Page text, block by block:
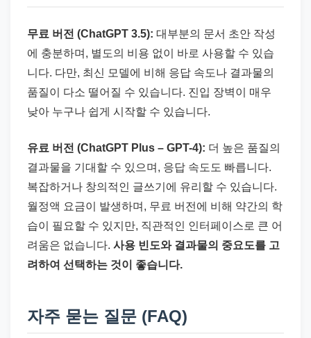
무료 버전 (ChatGPT 3.5): 대부분의 문서 초안 작성
에 충분하며, 별도의 비용 없이 바로 사용할 수 있습
니다. 다만, 최신 모델에 비해 응답 속도나 결과물의
품질이 다소 떨어질 수 있습니다. 진입 장벽이 매우
낮아 누구나 쉽게 시작할 수 있습니다.
유료 버전 (ChatGPT Plus – GPT-4): 더 높은 품질의
결과물을 기대할 수 있으며, 응답 속도도 빠릅니다.
복잡하거나 창의적인 글쓰기에 유리할 수 있습니다.
월정액 요금이 발생하며, 무료 버전에 비해 약간의 학
습이 필요할 수 있지만, 직관적인 인터페이스로 큰 어
려움은 없습니다. 사용 빈도와 결과물의 중요도를 고
려하여 선택하는 것이 좋습니다.
자주 묻는 질문 (FAQ)